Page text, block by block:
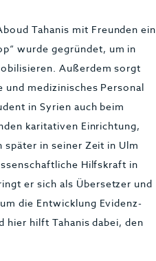
Tahanis mit Freunden ein
wurde gegründet, um in
Außerdem sorgt
medizinisches Personal
in Syrien auch beim
karitativen Einrichtung,
in seiner Zeit in Ulm
Hilfskraft in
er sich als Übersetzer und
die Entwicklung Evidenz-
hilft Tahanis dabei, den